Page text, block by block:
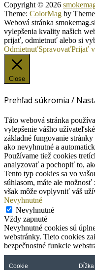
Copyright © 2026
Theme: ColorMag by
Webová stránka
vylepšenia kvality našich
prijať, odmietnuť alebo si
OdmietnuťSpravovaťPrijať
Close
Prehľad súkromia /
Táto webová stránka
vylepšenie vášho
základné fungovanie
ako nevyhnutné a
Používame tiež cookies
analyzovať a pochopiť to,
Tento typ cookies sa vo
súhlasom, máte ale
však môže ovplyvniť váš
Nevyhnutné
Nevyhnutné
Vždy zapnuté
Nevyhnutné cookies sú
webstránky. Tieto cookies
bezpečnostné funkcie
Cookie